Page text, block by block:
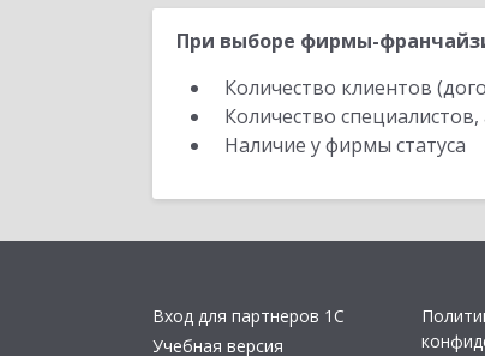
При выборе фирмы-
Количество клиентов
Количество
Наличие у фирмы статуса
Вход для партнеров 1С
Учебная версия